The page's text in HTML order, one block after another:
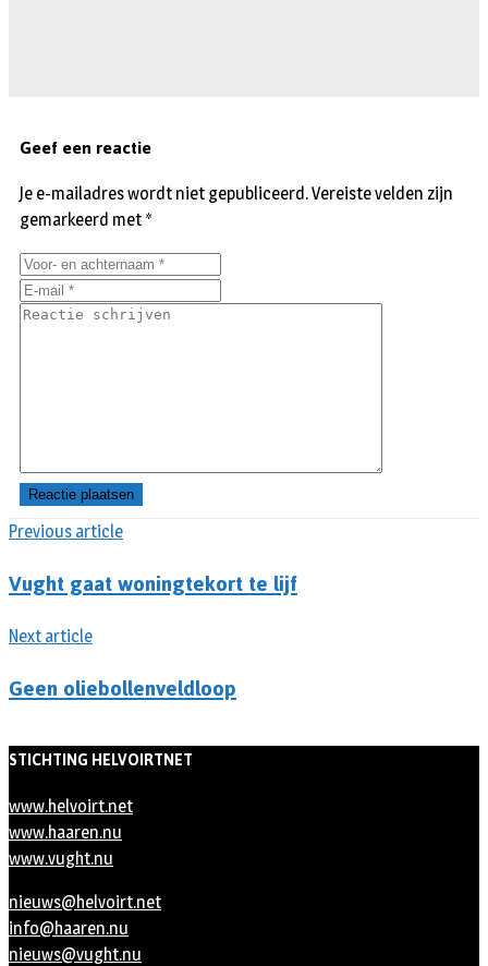
Previous article
Vught gaat woningtekort te lijf
Next article
Geen oliebollenveldloop
Geef een reactie
Je e-mailadres wordt niet gepubliceerd.Vereiste velden zijn
gemarkeerd met *
STICHTING HELVOIRTNET
www.helvoirt.net
www.haaren.nu
www.vught.nu
nieuws@helvoirt.net
info@haaren.nu
nieuws@vught.nu